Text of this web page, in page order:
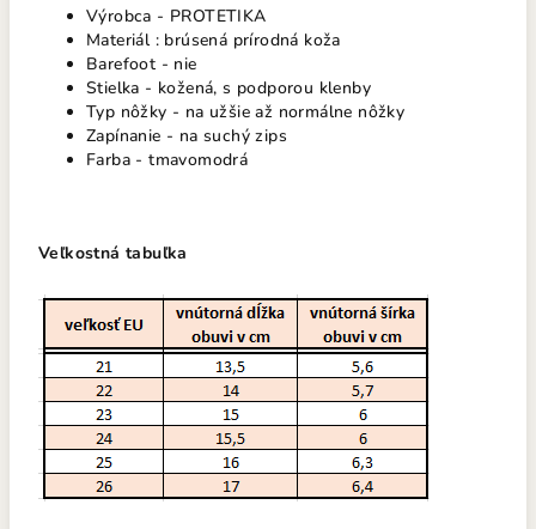
Výrobca - PROTETIKA
Materiál : brúsená prírodná koža
Barefoot - nie
Stielka - kožená, s podporou klenby
Typ nôžky - na užšie až normálne nôžky
Zapínanie - na suchý zips
Farba - tmavomodrá
Veľkostná tabuľka